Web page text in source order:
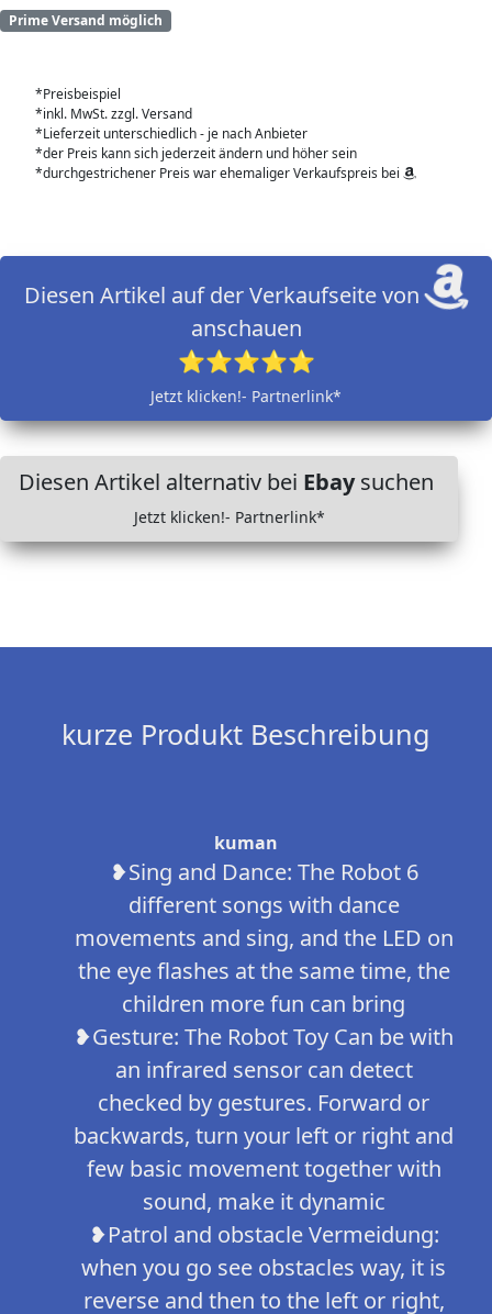
Prime Versand möglich
*Preisbeispiel
*inkl. MwSt. zzgl. Versand
*Lieferzeit unterschiedlich - je nach Anbieter
*der Preis kann sich jederzeit ändern und höher sein
*durchgestrichener Preis war ehemaliger Verkaufspreis bei
Diesen Artikel auf der Verkaufseite von
anschauen
⭐⭐⭐⭐⭐
Jetzt klicken!- Partnerlink*
Diesen Artikel alternativ bei Ebaysuchen
Jetzt klicken!- Partnerlink*
kurze Produkt Beschreibung
kuman
❥Sing and Dance: The Robot 6
different songs with dance
movements and sing, and the LED on
the eye flashes at the same time, the
children more fun can bring
❥Gesture: The Robot Toy Can be with
an infrared sensor can detect
checked by gestures. Forward or
backwards, turn your left or right and
few basic movement together with
sound, make it dynamic
❥Patrol and obstacle Vermeidung:
when you go see obstacles way, it is
reverse and then to the left or right,